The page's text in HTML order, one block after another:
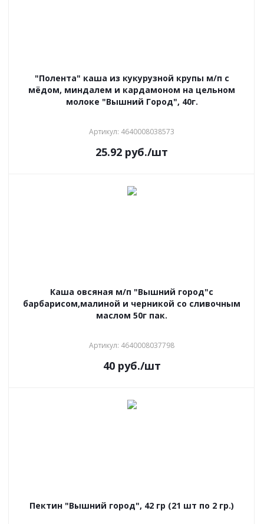
"Полента" каша из кукурузной крупы м/п с
мёдом, миндалем и кардамоном на цельном
молоке "Вышний Город", 40г.
Артикул: 4640008038573
25.92 руб./шт
Каша овсяная м/п "Вышний город"с
барбарисом,малиной и черникой со сливочным
маслом 50г пак.
Артикул: 4640008037798
40руб./шт
Пектин "Вышний город", 42 гр (21 шт по 2 гр.)